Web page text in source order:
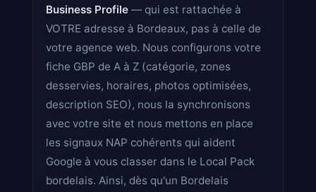
Business Profile — qui est rattachée à
VOTRE adresse à Bordeaux, pas à celle de
votre agence web. Nous configurons votre
fiche GBP de A à Z (catégorie, zones
desservies, horaires, photos optimisées,
description SEO), nous la synchronisons
avec votre site et nous mettons en place
les signaux NAP cohérents qui aident
Google à vous classer dans le Local Pack
bordelais. Ainsi, dès qu'un Bordelais